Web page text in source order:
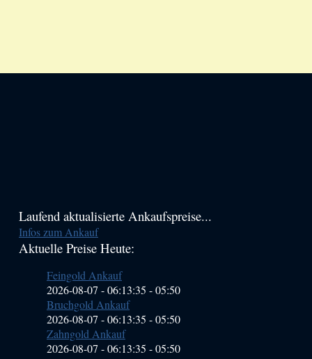
Haupt-
Sidebar
Laufend aktualisierte Ankaufspreise...
Infos zum Ankauf
Aktuelle Preise Heute:
Feingold Ankauf
2026-08-07 - 06:13:35 -05:50
Bruchgold Ankauf
2026-08-07 - 06:13:35 -05:50
Zahngold Ankauf
2026-08-07 - 06:13:35 -05:50